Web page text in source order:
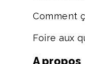
Comment
Foire aux
A propos